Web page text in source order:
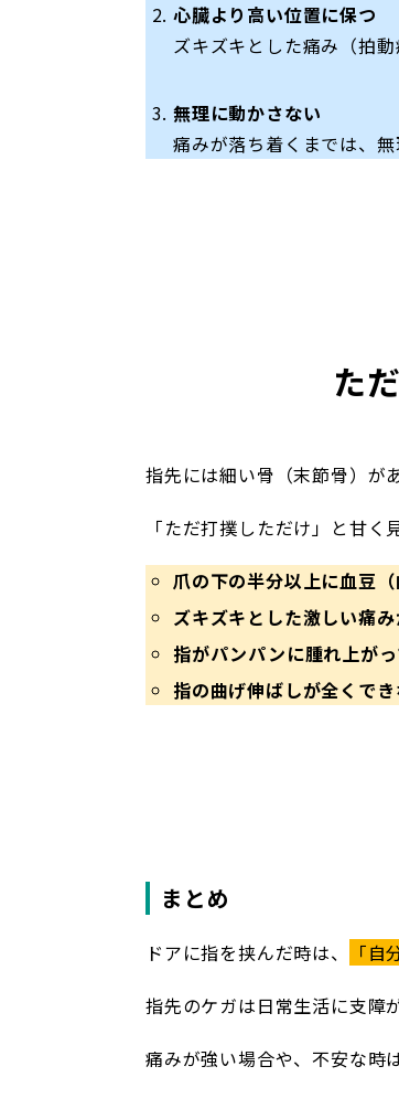
心臓より高い位置に保つ
ズキズキとした痛み（拍
無理に動かさない
痛みが落ち着くまでは、
た
指先には細い骨（末節骨）が
「ただ打撲しただけ」と甘
爪の下の半分以上に血豆
ズキズキとした激しい痛
指がパンパンに腫れ上が
指の曲げ伸ばしが全くでき
まとめ
ドアに指を挟んだ時は、 「
指先のケガは日常生活に支障
痛みが強い場合や、不安な時